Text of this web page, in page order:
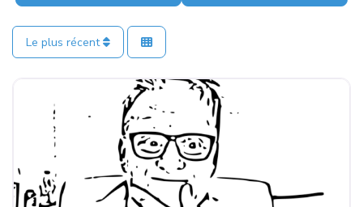
Le plus récent